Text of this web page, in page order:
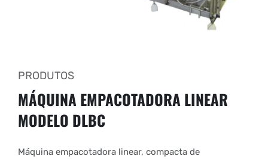
PRODUTOS
MÁQUINA EMPACOTADORA LINEAR
MODELO DLBC
Máquina empacotadora linear, compacta de